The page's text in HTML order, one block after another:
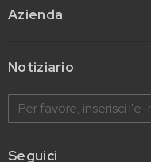
Azienda
Notiziario
Seguici